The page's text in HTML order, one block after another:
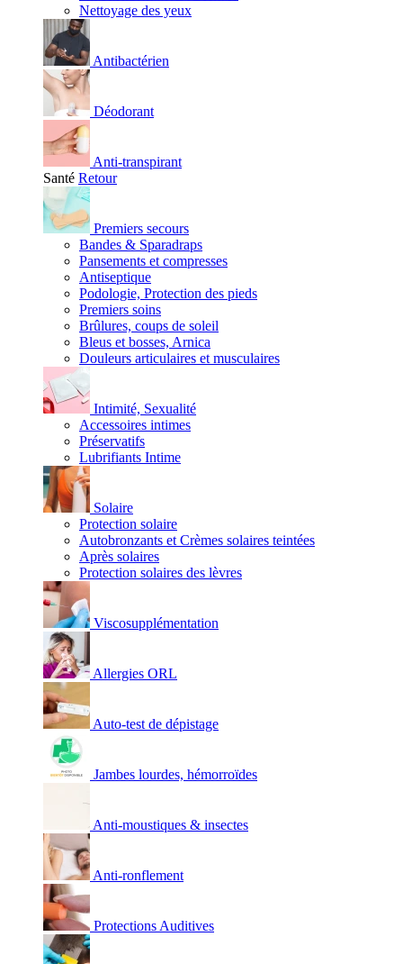
Nettoyage des yeux
Antibactérien
Déodorant
Anti-transpirant
Santé Retour
Premiers secours
Bandes & Sparadraps
Pansements et compresses
Antiseptique
Podologie, Protection des pieds
Premiers soins
Brûlures, coups de soleil
Bleus et bosses, Arnica
Douleurs articulaires et musculaires
Intimité, Sexualité
Accessoires intimes
Préservatifs
Lubrifiants Intime
Solaire
Protection solaire
Autobronzants et Crèmes solaires teintées
Après solaires
Protection solaires des lèvres
Viscosupplémentation
Allergies ORL
Auto-test de dépistage
Jambes lourdes, hémorroïdes
Anti-moustiques & insectes
Anti-ronflement
Protections Auditives